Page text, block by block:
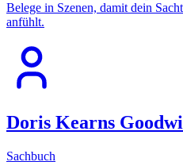
Belege in Szenen, damit dein
anfühlt.
Doris Kearns
Sachbuch